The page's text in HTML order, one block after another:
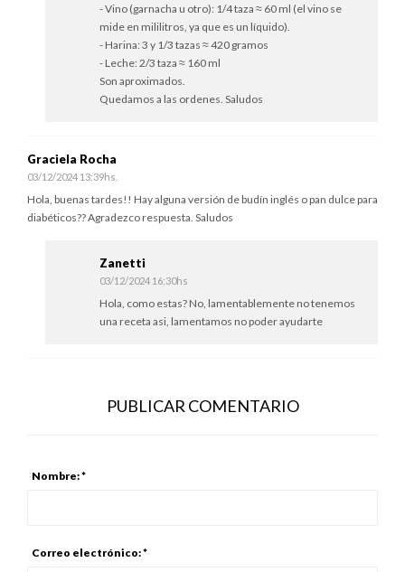
- Vino (garnacha u otro): 1/4 taza ≈ 60 ml (el vino se
mide en mililitros, ya que es un líquido).
- Harina: 3 y 1/3 tazas ≈ 420 gramos
- Leche: 2/3 taza ≈ 160 ml
Son aproximados.
Quedamos a las ordenes. Saludos
Graciela Rocha
03/12/2024 13:39hs.
Hola, buenas tardes!! Hay alguna versión de budín inglés o pan dulce para
diabéticos?? Agradezco respuesta. Saludos
Zanetti
03/12/2024 16:30hs
Hola, como estas? No, lamentablemente no tenemos
una receta asi, lamentamos no poder ayudarte
PUBLICAR COMENTARIO
Nombre: *
Correo electrónico: *